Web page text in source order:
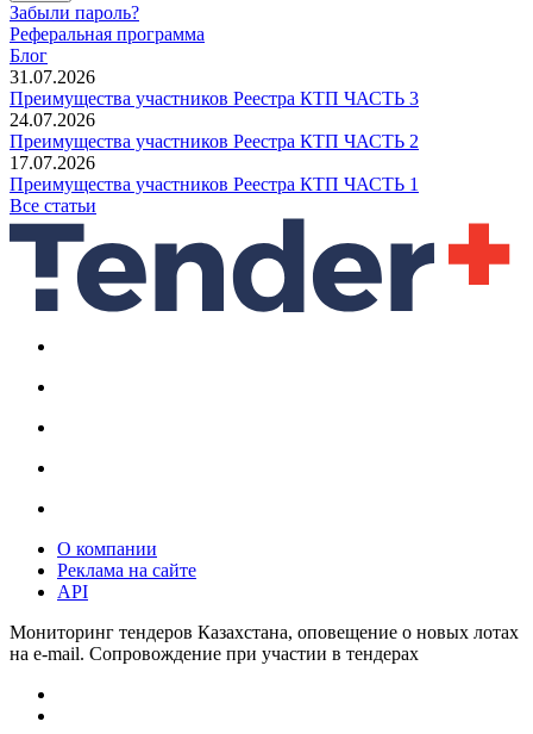
Забыли пароль?
Реферальная программа
Блог
31.07.2026
Преимущества участников Реестра КТП ЧАСТЬ 3
24.07.2026
Преимущества участников Реестра КТП ЧАСТЬ 2
17.07.2026
Преимущества участников Реестра КТП ЧАСТЬ 1
Все статьи
О компании
Реклама на сайте
API
Мониторинг тендеров Казахстана, оповещение о новых лотах
на e-mail. Сопровождение при участии в тендерах